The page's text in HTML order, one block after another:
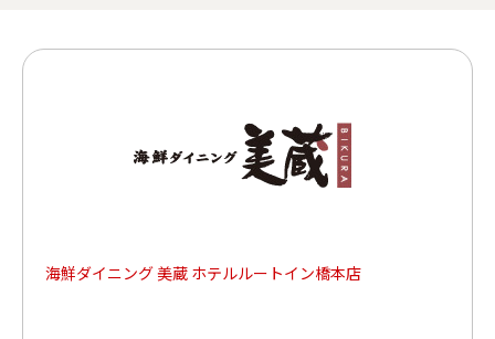
焼肉が食べられる
海鮮ダイニング 美蔵 ホテルルートイン橋本店